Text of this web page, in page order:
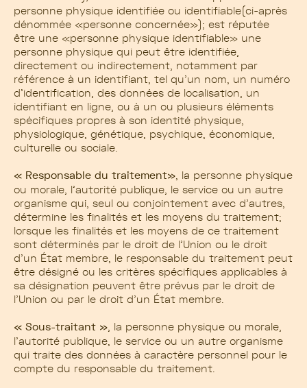
personne physique identifiée ou identifiable(ci-après
dénommée «personne concernée»); est réputée
être une «personne physique identifiable» une
personne physique qui peut être identifiée,
directement ou indirectement, notamment par
référence à un identifiant, tel qu’un nom, un numéro
d’identification, des données de localisation, un
identifiant en ligne, ou à un ou plusieurs éléments
spécifiques propres à son identité physique,
physiologique, génétique, psychique, économique,
culturelle ou sociale.
« Responsable du traitement», la personne physique
ou morale, l’autorité publique, le service ou un autre
organisme qui, seul ou conjointement avec d’autres,
détermine les finalités et les moyens du traitement;
lorsque les finalités et les moyens de ce traitement
sont déterminés par le droit de l’Union ou le droit
d’un État membre, le responsable du traitement peut
être désigné ou les critères spécifiques applicables à
sa désignation peuvent être prévus par le droit de
l’Union ou par le droit d’un État membre.
« Sous-traitant », la personne physique ou morale,
l’autorité publique, le service ou un autre organisme
qui traite des données à caractère personnel pour le
compte du responsable du traitement.